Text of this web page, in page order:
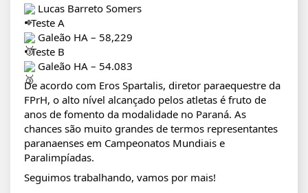
Lucas Barreto Somers
• Teste A
Galeão HA – 58,229
• Teste B
Galeão HA – 54.083
De acordo com Eros Spartalis, diretor paraequestre da
FPrH, o alto nível alcançado pelos atletas é fruto de
anos de fomento da modalidade no Paraná. As
chances são muito grandes de termos representantes
paranaenses em Campeonatos Mundiais e
Paralimpíadas.
Seguimos trabalhando, vamos por mais!